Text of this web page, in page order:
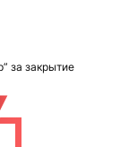
за закрытие